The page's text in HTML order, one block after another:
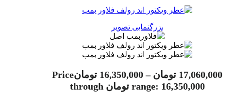
بزرگنمایی تصویر
17,060,000 تومان –
16,350,000 تومانPrice
range: 16,350,000 تومان through